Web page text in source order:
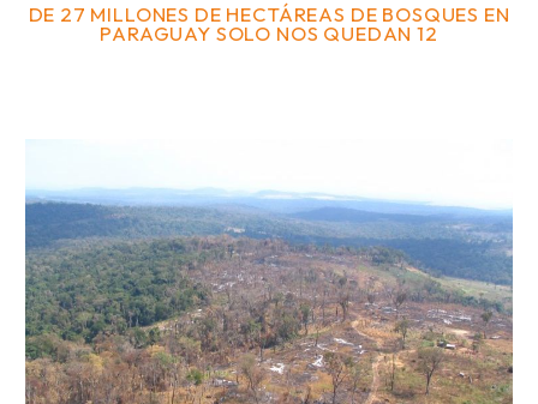
DE 27 MILLONES DE HECTÁREAS DE BOSQUES EN
PARAGUAY SOLO NOS QUEDAN 12